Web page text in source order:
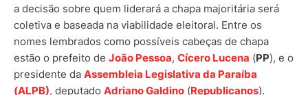
a decisão sobre quem liderará a chapa majoritária será
coletiva e baseada na viabilidade eleitoral. Entre os
nomes lembrados como possíveis cabeças de chapa
estão o prefeito de João Pessoa, Cícero Lucena (PP), e o
presidente da Assembleia Legislativa da Paraíba
(ALPB), deputado Adriano Galdino (Republicanos).